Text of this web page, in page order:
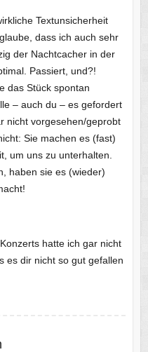
Textunsicherheit
dass ich auch sehr
der Nachtcacher in der
Passiert, und?!
das Stück spontan
– auch du – es gefordert
nicht vorgesehen/geprobt
Sie machen es (fast)
um uns zu unterhalten.
haben sie es (wieder)
hatte ich gar nicht
es dir nicht so gut gefallen